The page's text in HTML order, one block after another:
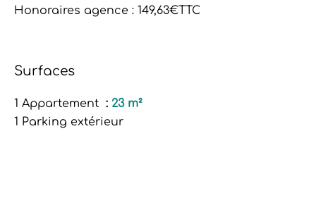
Honoraires agence : 149,63€TTC
Surfaces
1 Appartement
23 m²
1 Parking extérieur